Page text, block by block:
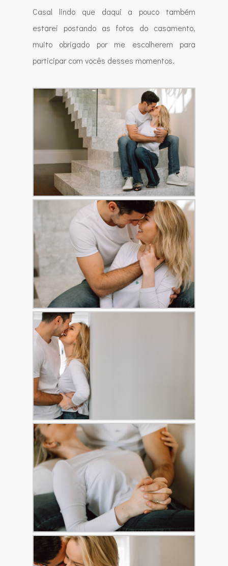
Casal lindo que daqui a pouco também
estarei postando as fotos do casamento,
muito obrigado por me escolherem para
participar com vocês desses momentos.